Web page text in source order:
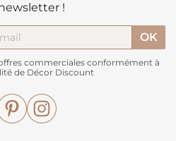
!
commerciales conformément à
de Décor Discount
Pinterest